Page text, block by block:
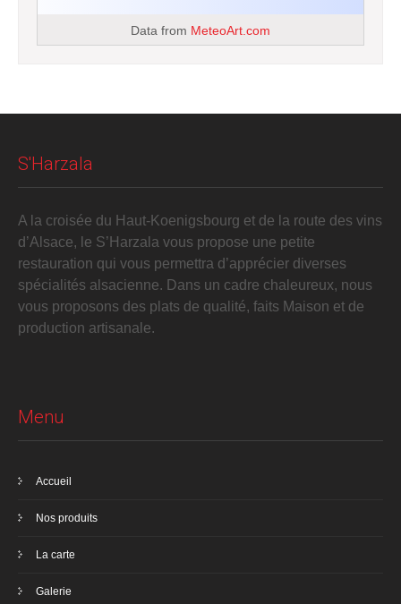
Data from MeteoArt.com
S'Harzala
A la croisée du Haut-Koenigsbourg et de la route des vins
d’Alsace, le S’Harzala vous propose une petite
restauration qui vous permettra d’apprécier diverses
spécialités alsacienne. Dans un cadre chaleureux, nous
vous proposons des plats de qualité, faits Maison et de
production artisanale.
Menu
Accueil
Nos produits
La carte
Galerie